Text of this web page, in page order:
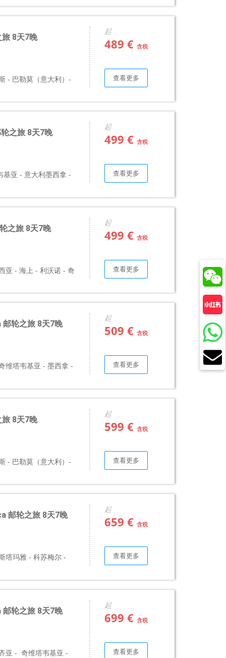
8天7晚
- 巴勒莫（意大利）-
起
489 € 含税
查看更多
之旅 8天7晚
基亚 - 意大利墨西拿 -
起
499 € 含税
查看更多
之旅 8天7晚
亚 - 海上 - 利沃诺 - 奇
起
499 € 含税
查看更多
轮之旅 8天7晚
维塔韦基亚 - 墨西拿 -
起
509 € 含税
查看更多
8天7晚
- 巴勒莫（意大利）-
起
599 € 含税
查看更多
邮轮之旅 8天7晚
塔玛雅 - 科苏梅尔 -
起
659 € 含税
查看更多
轮之旅 8天7晚
亚 - 奇维塔韦基亚 -
起
699 € 含税
查看更多